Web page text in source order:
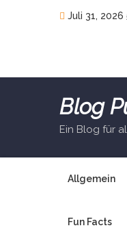
Juli 31, 2026
Blog
Ein Blog für
Allgemein
Fun Facts